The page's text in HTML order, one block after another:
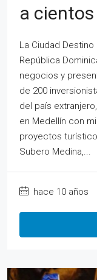
a
La Ciudad Destino
República
negocios y
de 200
del país
en Medellín con
proyectos
Subero Medina,...
hace 10 años